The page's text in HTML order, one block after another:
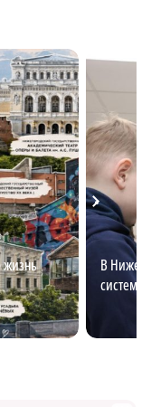
жизнь
В
система